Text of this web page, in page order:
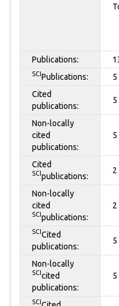
Publications:
SCI Publications: 5
Cited
publications:
5
Non-locally
cited
publications:
5
Cited
SCI publications:
2
Non-locally
cited
SCI publications:
2
SCI Cited
publications:
5
Non-locally
SCI cited
publications:
5
SCI